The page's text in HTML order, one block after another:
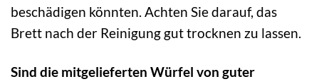
beschädigen könnten. Achten Sie darauf, das
Brett nach der Reinigung gut trocknen zu lassen.
Sind die mitgelieferten Würfel von guter